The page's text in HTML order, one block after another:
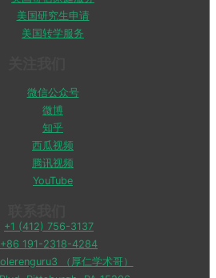
美国研究生申请
美国转学服务
微信公众号
微博
知乎
西瓜视频
腾讯视频
YouTube
+1 (412) 756-3137
+86 191-2318-4284
（厚仁学术哥）